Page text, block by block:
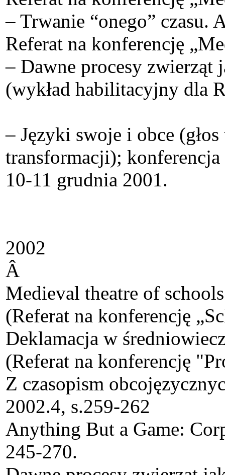
– Trwanie “onego” czasu.
Referat na konferencję
– Dawne procesy zwierząt
(wykład habilitacyjny dla
– Języki swoje i obce
transformacji);
10-11 grudnia 2001.
2002
Â
Medieval theatre of
(Referat na konferencję
Deklamacja w
(Referat na konferencję
Z czasopism
2002.4, s.259-262
Anything But a Game:
245-270.